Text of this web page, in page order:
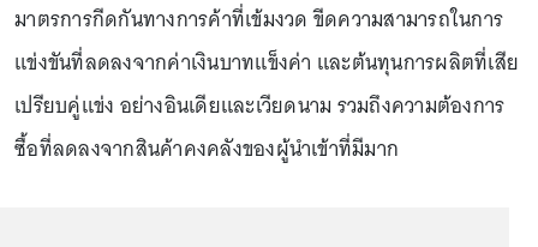
มาตรการกีดกันทางการค้าที่เข้มงวด ขีดความสามารถในการ
แข่งขันที่ลดลงจากค่าเงินบาทแข็งค่า และต้นทุนการผลิตที่เสีย
เปรียบคู่แข่ง อย่างอินเดียและเวียดนาม รวมถึงความต้องการ
ซื้อที่ลดลงจากสินค้าคงคลังของผู้นำเข้าที่มีมาก